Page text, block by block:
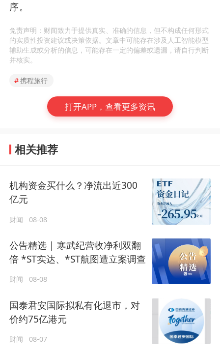
序。
免责声明：财闻致力于提供真实、准确的信息，但不构成任何形式
的实质性投资建议或决策依据。文章中可能存在涉及人工智能模型
辅助生成或分析的信息，可能存在一定的偏差或遗漏，请自行判断
并核实。
#携程旅行
打开APP，查看更多资讯
相关推荐
机构资金买什么？净流出近300
亿元
财闻 08-08
公告精选 | 寒武纪营收净利双翻
倍 *ST实达、*ST航图遭立案调查
财闻 08-08
国泰君安国际拟私有化退市，对
价约75亿港元
财闻 08-07